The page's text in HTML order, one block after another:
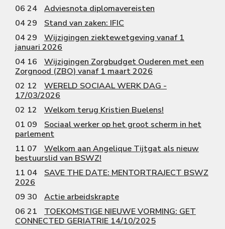
06 24
Adviesnota diplomavereisten
04 29
Stand van zaken: IFIC
04 29
Wijzigingen ziektewetgeving vanaf 1
januari 2026
04 16
Wijzigingen Zorgbudget Ouderen met een
Zorgnood (ZBO) vanaf 1 maart 2026
02 12
WERELD SOCIAAL WERK DAG -
17/03/2026
02 12
Welkom terug Kristien Buelens!
01 09
Sociaal werker op het groot scherm in het
parlement
11 07
Welkom aan Angelique Tijtgat als nieuw
bestuurslid van BSWZ!
11 04
SAVE THE DATE: MENTORTRAJECT BSWZ
2026
09 30
Actie arbeidskrapte
06 21
TOEKOMSTIGE NIEUWE VORMING: GET
CONNECTED GERIATRIE 14/10/2025